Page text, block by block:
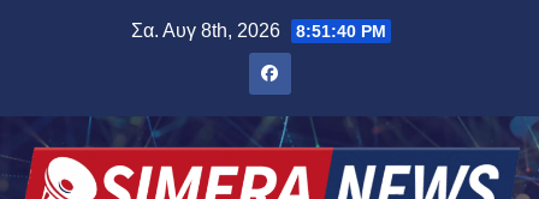
Σα. Αυγ 8th, 2026 8:51:41 PM